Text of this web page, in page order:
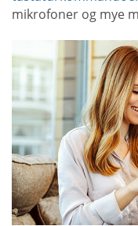
mikrofoner og mye